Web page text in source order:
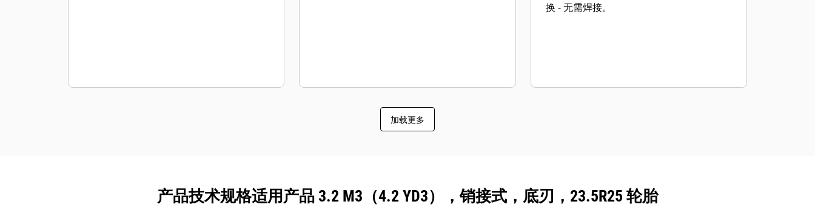
换 - 无需焊接。
加载更多
产品技术规格适用产品 3.2 M3（4.2 YD3），销接式，底刃，23.5R25 轮胎